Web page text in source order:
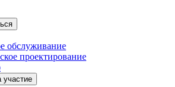
обслуживание
проектирование
участие